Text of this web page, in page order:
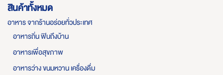
สินค้าทั้งหมด
อาหาร จากร้านอร่อยทั่วประเทศ
อาหารถิ่น ฟินถึงบ้าน
อาหารเพื่อสุขภาพ
อาหารว่าง ขนมหวาน เครื่องดื่ม